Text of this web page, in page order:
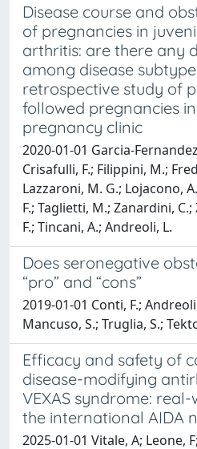
Disease course and
of pregnancies in
arthritis: are there any
among disease
retrospective study of
followed pregnancies
pregnancy clinic
2020-01-01 Garcia-
Crisafulli, F.; Filippini, M.;
Lazzaroni, M. G.; Lojacono,
F.; Taglietti, M.; Zanardini,
F.; Tincani, A.; Andreoli, L.
Does seronegative
“pro” and “cons”
2019-01-01 Conti, F.;
Mancuso, S.; Truglia, S.;
Efficacy and safety of
disease-modifying
VEXAS syndrome:
the international AIDA
2025-01-01 Vitale, A; Leone,